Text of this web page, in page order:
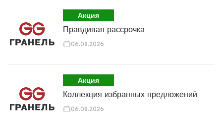
Акция
Правдивая рассрочка
06.08.2026
Акция
Коллекция избранных предложений
06.08.2026